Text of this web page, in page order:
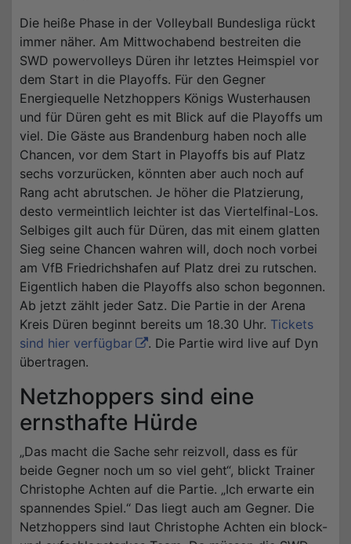
Die heiße Phase in der Volleyball Bundesliga rückt
immer näher. Am Mittwochabend bestreiten die
SWD powervolleys Düren ihr letztes Heimspiel vor
dem Start in die Playoffs. Für den Gegner
Energiequelle Netzhoppers Königs Wusterhausen
und für Düren geht es mit Blick auf die Playoffs um
viel. Die Gäste aus Brandenburg haben noch alle
Chancen, vor dem Start in Playoffs bis auf Platz
sechs vorzurücken, könnten aber auch noch auf
Rang acht abrutschen. Je höher die Platzierung,
desto vermeintlich leichter ist das Viertelfinal-Los.
Selbiges gilt auch für Düren, das mit einem glatten
Sieg seine Chancen wahren will, doch noch vorbei
am VfB Friedrichshafen auf Platz drei zu rutschen.
Eigentlich haben die Playoffs also schon begonnen.
Ab jetzt zählt jeder Satz. Die Partie in der Arena
Kreis Düren beginnt bereits um 18.30 Uhr. Tickets
sind hier verfügbar
. Die Partie wird live auf Dyn
übertragen.
Netzhoppers sind eine
ernsthafte Hürde
„Das macht die Sache sehr reizvoll, dass es für
beide Gegner noch um so viel geht“, blickt Trainer
Christophe Achten auf die Partie. „Ich erwarte ein
spannendes Spiel.“ Das liegt auch am Gegner. Die
Netzhoppers sind laut Christophe Achten ein block-